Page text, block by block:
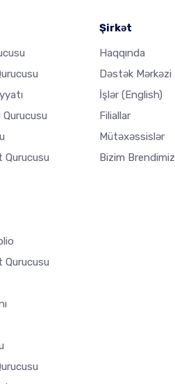
Qurucusu
Qurucusu
Qurucusu
Şirkət
Haqqında
Dəstək Mərkəzi
İşlər (English)
Filiallar
Mütəxəssislər
Bizim Brendimiz